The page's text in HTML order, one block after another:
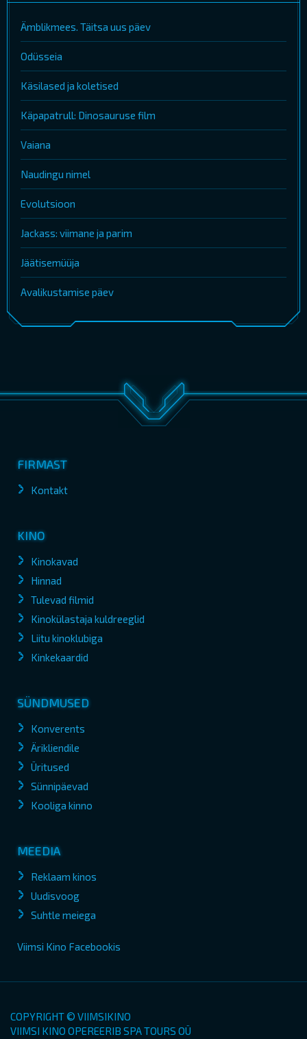
Ämblikmees. Täitsa uus päev
Odüsseia
Käsilased ja koletised
Käpapatrull: Dinosauruse film
Vaiana
Naudingu nimel
Evolutsioon
Jackass: viimane ja parim
Jäätisemüüja
Avalikustamise päev
FIRMAST
Kontakt
KINO
Kinokavad
Hinnad
Tulevad filmid
Kinokülastaja kuldreeglid
Liitu kinoklubiga
Kinkekaardid
SÜNDMUSED
Konverents
Ärikliendile
Üritused
Sünnipäevad
Kooliga kinno
MEEDIA
Reklaam kinos
Uudisvoog
Suhtle meiega
Viimsi Kino Facebookis
COPYRIGHT © VIIMSIKINO
VIIMSI KINO OPEREERIB SPA TOURS OÜ